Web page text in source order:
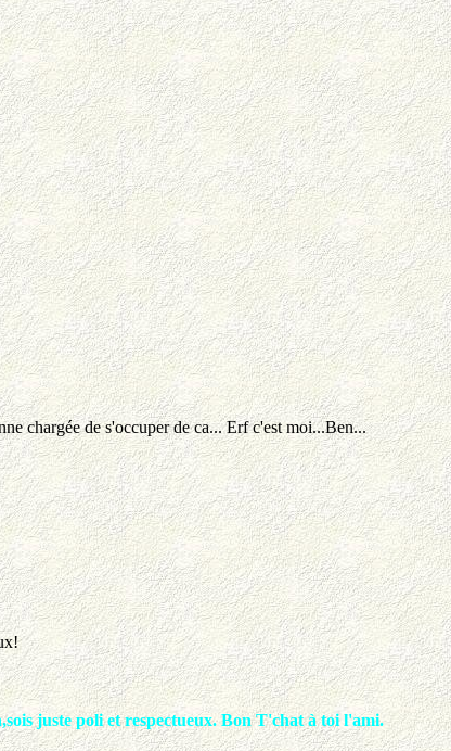
chargée de s'occuper de ca... Erf c'est moi...Ben...
juste poli et respectueux. Bon T'chat à toi l'ami.